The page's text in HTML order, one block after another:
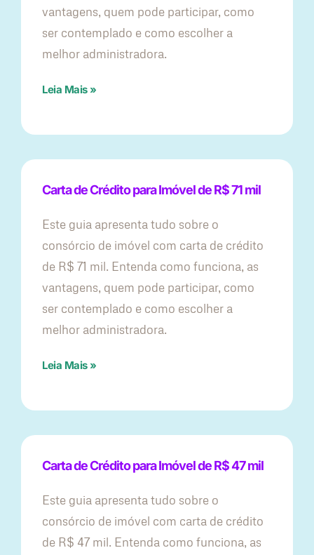
vantagens, quem pode participar, como
ser contemplado e como escolher a
melhor administradora.
Leia Mais »
Carta de Crédito para Imóvel de R$ 71 mil
Este guia apresenta tudo sobre o
consórcio de imóvel com carta de crédito
de R$ 71 mil. Entenda como funciona, as
vantagens, quem pode participar, como
ser contemplado e como escolher a
melhor administradora.
Leia Mais »
Carta de Crédito para Imóvel de R$ 47 mil
Este guia apresenta tudo sobre o
consórcio de imóvel com carta de crédito
de R$ 47 mil. Entenda como funciona, as